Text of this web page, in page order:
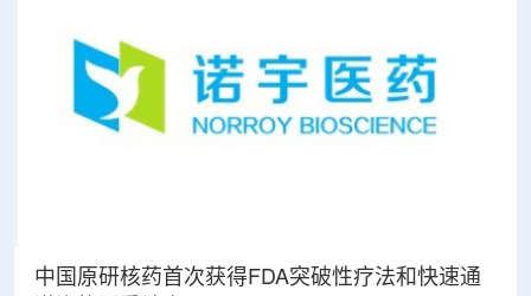
中国原研核药首次获得FDA突破性疗法和快速通